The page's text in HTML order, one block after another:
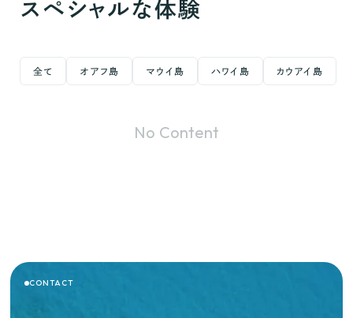
スペシャルな体験
全て オアフ島 マウイ島 ハワイ島 カウアイ島
No Content
CONTACT